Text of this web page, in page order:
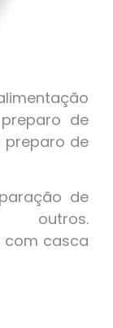
de
preparo de
de
outros.
com casca